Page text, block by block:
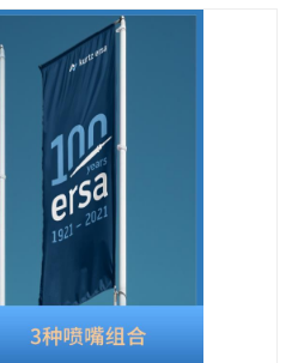
组装电路板测试机
TR5001
XS全自动高速贴片机